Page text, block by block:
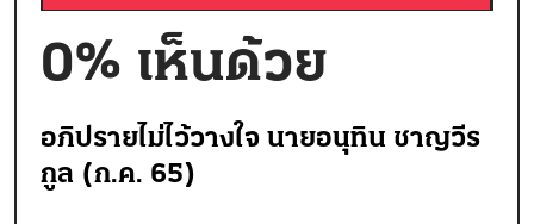
0% เห็นด้วย
อภิปรายไม่ไว้วางใจ นายอนุทิน ชาญวีร
กูล (ก.ค. 65)